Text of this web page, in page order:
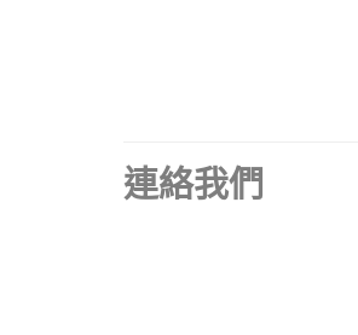
連絡我們